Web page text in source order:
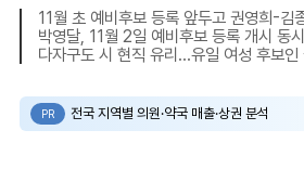
11월 초 예비후보 등록 앞두고 권영희-김
박영달, 11월 2일 예비후보 등록 개시 동
다자구도 시 현직 유리…유일 여성 후보인
PR 전국 지역별 의원·약국 매출·상권 분석